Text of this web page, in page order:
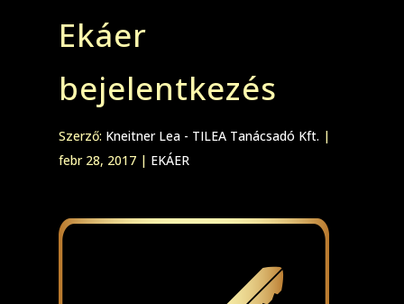
Ekáer
bejelentkezés
Szerző: Kneitner Lea - TILEA Tanácsadó Kft. |
febr 28, 2017| EKÁER